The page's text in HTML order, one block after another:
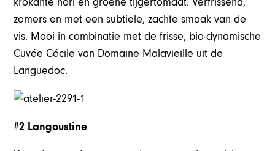
zomers en met een subtiele, zachte smaak van de
vis. Mooi in combinatie met de frisse, bio-dynamische
Cuvée Cécile van Domaine Malavieille uit de
Languedoc.
#2 Langoustine